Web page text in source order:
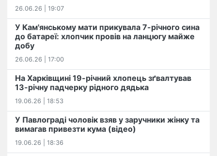
26.06.26 | 19:07
У Кам'янському мати прикувала 7-річного сина
до батареї: хлопчик провів на ланцюгу майже
добу
26.06.26 | 17:00
На Харківщині 19-річний хлопець​ ️зґвалтував
13-річну падчерку рідного дядька
19.06.26 | 18:53
У Павлограді чоловік взяв у заручники жінку та
вимагав привезти кума (відео)
19.06.26 | 18:36